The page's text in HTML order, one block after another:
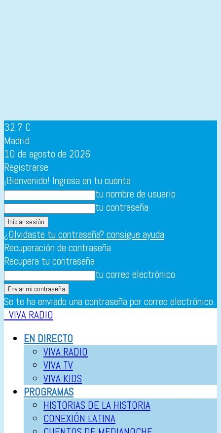
32.7 C
Madrid
10 de agosto de 2026
Registrarse
¡Bienvenido! Ingresa en tu cuenta
tu nombre de usuario
tu contraseña
¿Olvidaste tu contraseña? consigue ayuda
Recuperación de contraseña
Recupera tu contraseña
tu correo electrónico
Se te ha enviado una contraseña por correo electrónico.
VIVA RADIO
EN DIRECTO
VIVA RADIO
VIVA TV
VIVA KIDS
PROGRAMAS
HISTORIAS DE LA HISTORIA
CONEXIÓN LATINA